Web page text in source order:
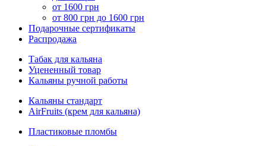
от 1600 грн
от 800 грн до 1600 грн
Подарочные сертификаты
Распродажа
Табак для кальяна
Уцененный товар
Кальяны ручной работы
Кальяны стандарт
AirFruits (крем для кальяна)
Пластиковые пломбы